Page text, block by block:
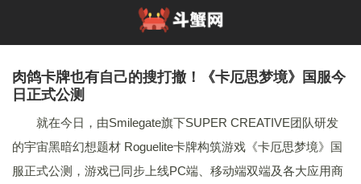
肉鸽卡牌也有自己的搜打撤！《卡厄思梦境》国服今
日正式公测
就在今日，由Smilegate旗下SUPER CREATIVE团队研发
的宇宙黑暗幻想题材 Roguelite卡牌构筑游戏《卡厄思梦境》国
服正式公测，游戏已同步上线PC端、移动端双端及各大应用商